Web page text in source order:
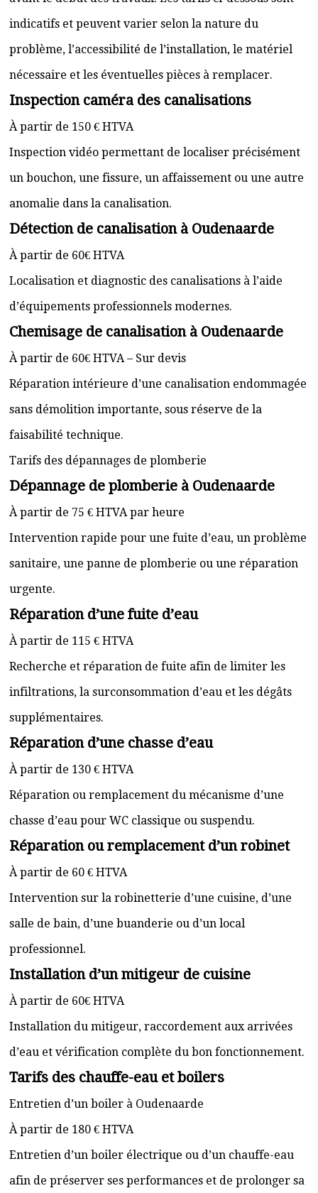
indicatifs et peuvent varier selon la nature du
problème, l’accessibilité de l’installation, le matériel
nécessaire et les éventuelles pièces à remplacer.
Inspection caméra des canalisations
À partir de 150 € HTVA
Inspection vidéo permettant de localiser précisément
un bouchon, une fissure, un affaissement ou une autre
anomalie dans la canalisation.
Détection de canalisation à Oudenaarde
À partir de 60€ HTVA
Localisation et diagnostic des canalisations à l’aide
d’équipements professionnels modernes.
Chemisage de canalisation à Oudenaarde
À partir de 60€ HTVA – Sur devis
Réparation intérieure d’une canalisation endommagée
sans démolition importante, sous réserve de la
faisabilité technique.
Tarifs des dépannages de plomberie
Dépannage de plomberie à Oudenaarde
À partir de 75 € HTVA par heure
Intervention rapide pour une fuite d’eau, un problème
sanitaire, une panne de plomberie ou une réparation
urgente.
Réparation d’une fuite d’eau
À partir de 115 € HTVA
Recherche et réparation de fuite afin de limiter les
infiltrations, la surconsommation d’eau et les dégâts
supplémentaires.
Réparation d’une chasse d’eau
À partir de 130 € HTVA
Réparation ou remplacement du mécanisme d’une
chasse d’eau pour WC classique ou suspendu.
Réparation ou remplacement d’un robinet
À partir de 60 € HTVA
Intervention sur la robinetterie d’une cuisine, d’une
salle de bain, d’une buanderie ou d’un local
professionnel.
Installation d’un mitigeur de cuisine
À partir de 60€ HTVA
Installation du mitigeur, raccordement aux arrivées
d’eau et vérification complète du bon fonctionnement.
Tarifs des chauffe-eau et boilers
Entretien d’un boiler à Oudenaarde
À partir de 180 € HTVA
Entretien d’un boiler électrique ou d’un chauffe-eau
afin de préserver ses performances et de prolonger sa